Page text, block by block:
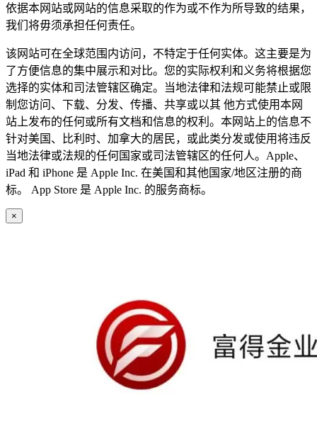
依据本网站或网站的信息采取的作为或不作为所导致的结果，
我们将毋须承担任何责任。
该网站可在全球范围内访问，不特定于任何实体。这主要是为
了方便信息的集中展示和对比。您的实际权利和义务将根据您
选择的实体和司法管辖区确定。当地法律和法规可能禁止或限
制您访问、下载、分发、传播、共享或以其 他方式使用本网
站上发布的任何或所有文档和信息的权利。本网站上的信息不
针对美国、比利时、加拿大的居民，或此类分发或使用将违反
当地法律或法规的任何国家或司法管辖区的任何人。Apple、
iPad 和 iPhone 是 Apple Inc. 在美国和其他国家/地区注册的商
标。 App Store 是 Apple Inc. 的服务商标。
×